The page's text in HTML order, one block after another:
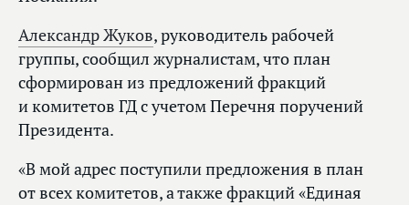
Александр Жуков, руководитель рабочей
группы, сообщил журналистам, что план
сформирован из предложений фракций
и комитетов ГД с учетом Перечня поручений
Президента.
«В мой адрес поступили предложения в план
от всех комитетов, а также фракций «Единая